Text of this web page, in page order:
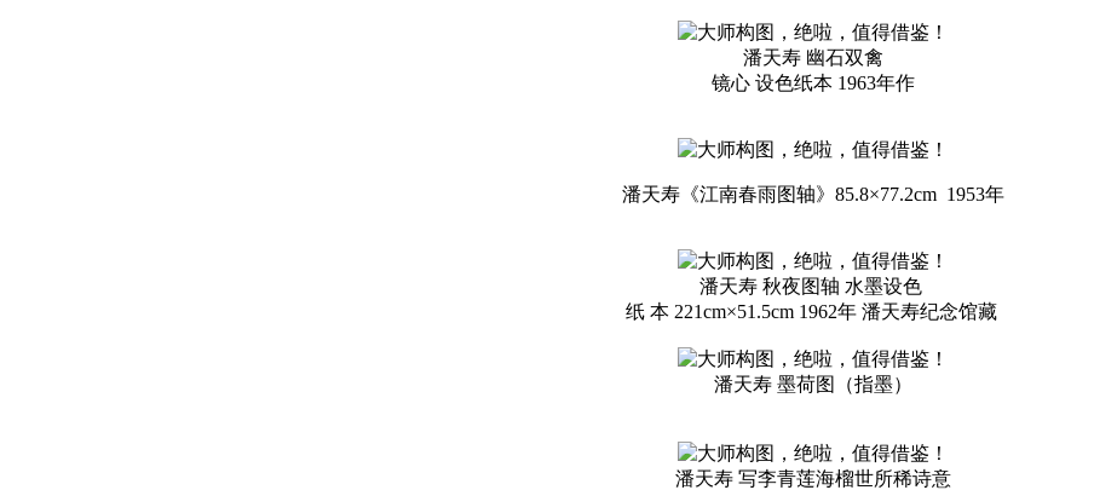
潘天寿 幽石双禽
镜心 设色纸本 1963年作
潘天寿《江南春雨图轴》85.8×77.2cm 1953年
潘天寿 秋夜图轴 水墨设色
纸 本 221cm×51.5cm 1962年 潘天寿纪念馆藏
潘天寿 墨荷图（指墨）
潘天寿 写李青莲海榴世所稀诗意